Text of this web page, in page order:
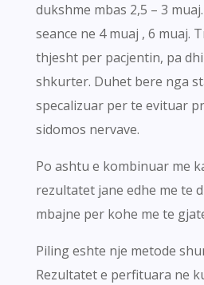
dukshme mbas 2,5 – 3
seance ne 4 muaj , 6 muaj.
thjesht per pacjentin, pa
shkurter. Duhet bere nga
specalizuar per te evituar
sidomos nervave.
Po ashtu e kombinuar me
rezultatet jane edhe me te
mbajne per kohe me te
Piling eshte nje metode
Rezultatet e perfituara ne